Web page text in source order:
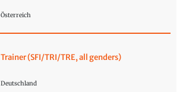
Österreich
Trainer (SFI/TRI/TRE, all genders)
Deutschland